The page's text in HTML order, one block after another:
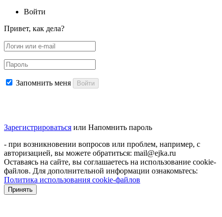
Войти
Привет, как дела?
Запомнить меня Войти
Зарегистрироваться или Напомнить пароль
- при возникновении вопросов или проблем, например, с
авторизацией, вы можете обратиться: mail@ejka.ru
Оставаясь на сайте, вы соглашаетесь на использование cookie-
файлов. Для дополнительной информации ознакомьтесь:
Политика использования cookie-файлов
Принять